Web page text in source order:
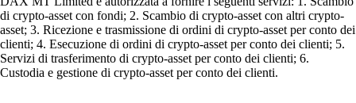
di crypto-asset con fondi; 2. Scambio di crypto-asset con altri crypto-
asset; 3. Ricezione e trasmissione di ordini di crypto-asset per conto dei
clienti; 4. Esecuzione di ordini di crypto-asset per conto dei clienti; 5.
Servizi di trasferimento di crypto-asset per conto dei clienti; 6.
Custodia e gestione di crypto-asset per conto dei clienti.